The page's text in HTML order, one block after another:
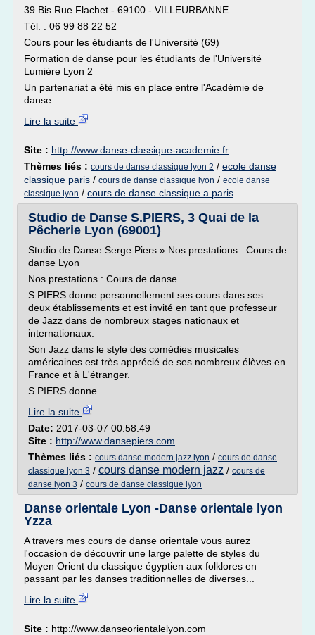
39 Bis Rue Flachet - 69100 - VILLEURBANNE
Tél. : 06 99 88 22 52
Cours pour les étudiants de l'Université (69)
Formation de danse pour les étudiants de l'Université
Lumière Lyon 2
Un partenariat a été mis en place entre l'Académie de
danse...
Lire la suite
Site : http://www.danse-classique-academie.fr
Thèmes liés : cours de danse classique lyon 2 / ecole danse
classique paris / cours de danse classique lyon / ecole danse
classique lyon / cours de danse classique a paris
Studio de Danse S.PIERS, 3 Quai de la
Pêcherie Lyon (69001)
Studio de Danse Serge Piers » Nos prestations : Cours de
danse Lyon
Nos prestations : Cours de danse
S.PIERS donne personnellement ses cours dans ses
deux établissements et est invité en tant que professeur
de Jazz dans de nombreux stages nationaux et
internationaux.
Son Jazz dans le style des comédies musicales
américaines est très apprécié de ses nombreux élèves en
France et à L'étranger.
S.PIERS donne...
Lire la suite
Date: 2017-03-07 00:58:49
Site : http://www.dansepiers.com
Thèmes liés : cours danse modern jazz lyon / cours de danse
classique lyon 3 / cours danse modern jazz / cours de
danse lyon 3 / cours de danse classique lyon
Danse orientale Lyon -Danse orientale lyon
Yzza
A travers mes cours de danse orientale vous aurez
l'occasion de découvrir une large palette de styles du
Moyen Orient du classique égyptien aux folklores en
passant par les danses traditionnelles de diverses...
Lire la suite
Site : http://www.danseorientalelyon.com